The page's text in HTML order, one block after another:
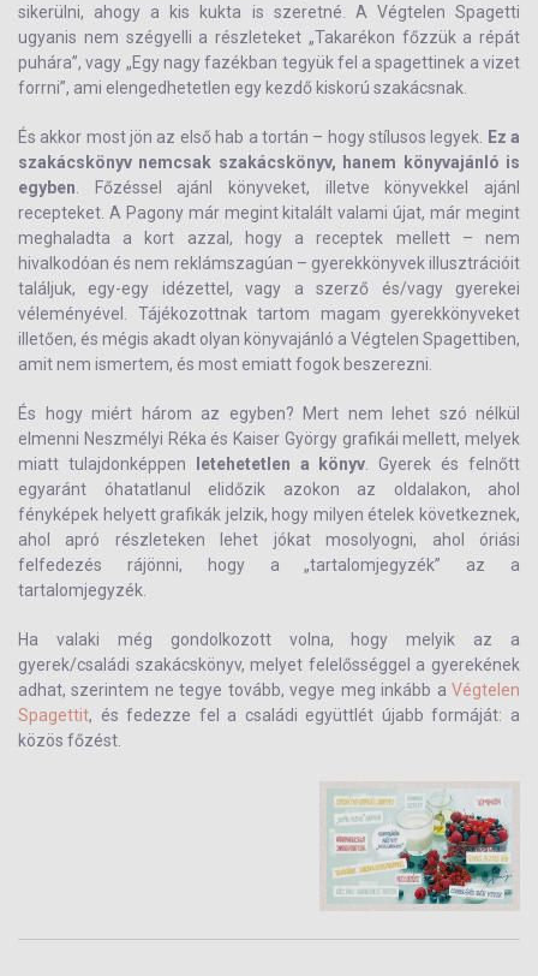
sikerülni, ahogy a kis kukta is szeretné. A Végtelen Spagetti
ugyanis nem szégyelli a részleteket „Takarékon főzzük a répát
puhára”, vagy „Egy nagy fazékban tegyük fel a spagettinek a vizet
forrni”, ami elengedhetetlen egy kezdő kiskorú szakácsnak.
És akkor most jön az első hab a tortán – hogy stílusos legyek.
Ez a
szakácskönyv nemcsak szakácskönyv, hanem könyvajánló is
egyben . Főzéssel ajánl könyveket, illetve könyvekkel ajánl
recepteket. A Pagony már megint kitalált valami újat, már megint
meghaladta a kort azzal, hogy a receptek mellett – nem
hivalkodóan és nem reklámszagúan – gyerekkönyvek illusztrációit
találjuk, egy-egy idézettel, vagy a szerző és/vagy gyerekei
véleményével. Tájékozottnak tartom magam gyerekkönyveket
illetően, és mégis akadt olyan könyvajánló a Végtelen Spagettiben,
amit nem ismertem, és most emiatt fogok beszerezni.
És hogy miért három az egyben? Mert nem lehet szó nélkül
elmenni Neszmélyi Réka és Kaiser György grafikái mellett, melyek
miatt tulajdonképpen letehetetlen a könyv . Gyerek és felnőtt
egyaránt óhatatlanul elidőzik azokon az oldalakon, ahol
fényképek helyett grafikák jelzik, hogy milyen ételek következnek,
ahol apró részleteken lehet jókat mosolyogni, ahol óriási
felfedezés rájönni, hogy a „tartalomjegyzék” az a
tartalomjegyzék.
Ha valaki még gondolkozott volna, hogy melyik az a
gyerek/családi szakácskönyv, melyet felelősséggel a gyerekének
adhat, szerintem ne tegye tovább, vegye meg inkább a Végtelen
Spagettit, és fedezze fel a családi együttlét újabb formáját: a
közös főzést.